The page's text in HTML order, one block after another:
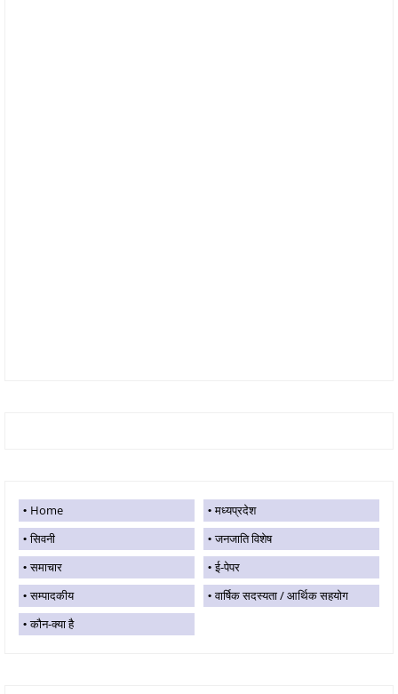
Home
मध्यप्रदेश
सिवनी
जनजाति विशेष
समाचार
ई-पेपर
सम्पादकीय
वार्षिक सदस्यता / आर्थिक सहयोग
कौन-क्या है